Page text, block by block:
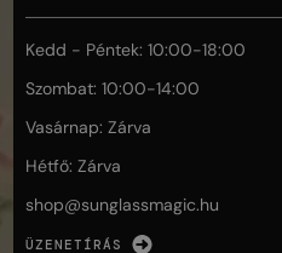
Kedd - Péntek: 10:00-18:00
Szombat: 10:00-14:00
Vasárnap: Zárva
Hétfő: Zárva
shop@sunglassmagic.hu
ÜZENETÍRÁS